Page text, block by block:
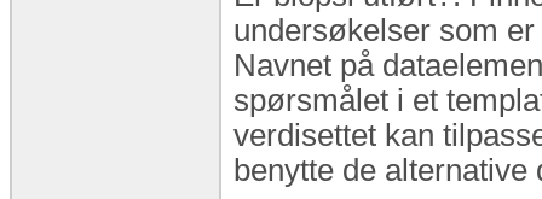
undersøkelser som
Navnet på
spørsmålet i et
verdisettet kan
benytte de